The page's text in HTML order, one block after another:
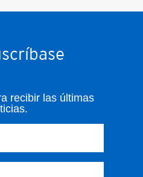
recibir las últimas